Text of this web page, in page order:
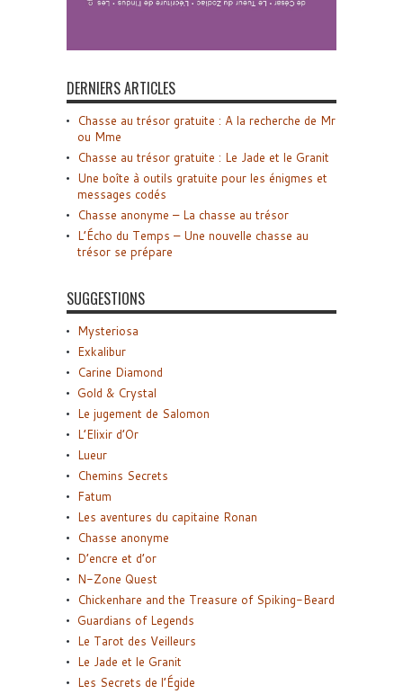
DERNIERS ARTICLES
Chasse au trésor gratuite : A la recherche de Mr
ou Mme
Chasse au trésor gratuite : Le Jade et le Granit
Une boîte à outils gratuite pour les énigmes et
messages codés
Chasse anonyme – La chasse au trésor
L’Écho du Temps – Une nouvelle chasse au
trésor se prépare
SUGGESTIONS
Mysteriosa
Exkalibur
Carine Diamond
Gold & Crystal
Le jugement de Salomon
L’Elixir d’Or
Lueur
Chemins Secrets
Fatum
Les aventures du capitaine Ronan
Chasse anonyme
D’encre et d’or
N-Zone Quest
Chickenhare and the Treasure of Spiking-Beard
Guardians of Legends
Le Tarot des Veilleurs
Le Jade et le Granit
Les Secrets de l’Égide